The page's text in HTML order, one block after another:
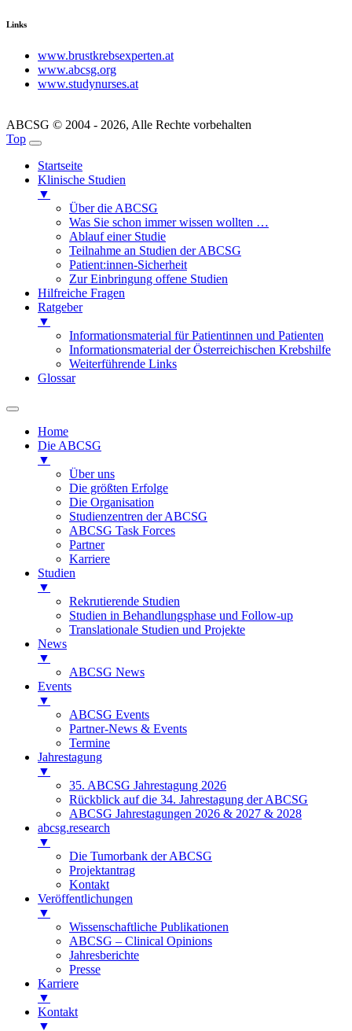
Links
www.brustkrebsexperten.at
www.abcsg.org
www.studynurses.at
ABCSG © 2004 - 2026, Alle Rechte vorbehalten
Top
Startseite
Klinische Studien
▼
Über die ABCSG
Was Sie schon immer wissen wollten …
Ablauf einer Studie
Teilnahme an Studien der ABCSG
Patient:innen-Sicherheit
Zur Einbringung offene Studien
Hilfreiche Fragen
Ratgeber
▼
Informationsmaterial für Patientinnen und Patienten
Informationsmaterial der Österreichischen Krebshilfe
Weiterführende Links
Glossar
Home
Die ABCSG
▼
Über uns
Die größten Erfolge
Die Organisation
Studienzentren der ABCSG
ABCSG Task Forces
Partner
Karriere
Studien
▼
Rekrutierende Studien
Studien in Behandlungsphase und Follow-up
Translationale Studien und Projekte
News
▼
ABCSG News
Events
▼
ABCSG Events
Partner-News & Events
Termine
Jahrestagung
▼
35. ABCSG Jahrestagung 2026
Rückblick auf die 34. Jahrestagung der ABCSG
ABCSG Jahrestagungen 2026 & 2027 & 2028
abcsg.research
▼
Die Tumorbank der ABCSG
Projektantrag
Kontakt
Veröffentlichungen
▼
Wissenschaftliche Publikationen
ABCSG – Clinical Opinions
Jahresberichte
Presse
Karriere
▼
Kontakt
▼